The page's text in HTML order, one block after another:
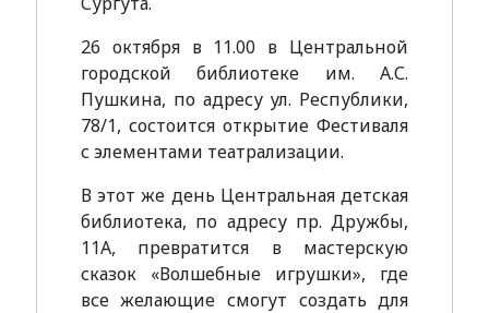
26 октября в 11.00 в Центральной
городской библиотеке им. А.С.
Пушкина, по адресу ул. Республики,
78/1, состоится открытие Фестиваля
с элементами театрализации.
В этот же день Центральная детская
библиотека, по адресу пр. Дружбы,
11А, превратится в мастерскую
сказок «Волшебные игрушки», где
все желающие смогут создать для